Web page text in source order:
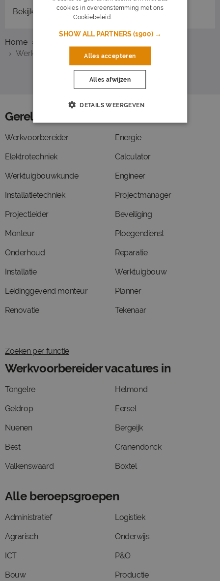
Bekijk recent gesloten vacatures
Home
Werkvoorbereider
Gerelateerde functies
Werkvoorbereider
Elektrotechniek
Werktuigbouwkunde
Installatietechniek
Projectleider
Monteur
Onderhoud
Installatie
Leidinggevend monteur
Renovatie
Energie
Calculator
Engineer
Projectmanager
Beveiliging
Ploegendienst
Reparatie
Werktuigbouw
Planner
Tekenaar
Zoeken per functie
Werkvoorbereider vacatures in
Tongelre
Geldrop
Nuenen
Best
Valkenswaard
Helmond
Eersel
Bergeijk
Cranendonck
Boxtel
Alle beroepsgroepen
Administratief
Agrarisch
ICT
Bouw
Logistiek
Onderwijs
P&O
Productie
cookies in overeenstemming met ons
Cookiebeleid.
SHOW ALL PARTNERS(1900) →
Alles accepteren
Alles afwijzen
DETAILS WEERGEVEN